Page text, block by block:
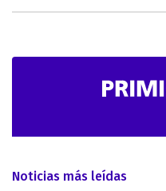
Noticias más leídas